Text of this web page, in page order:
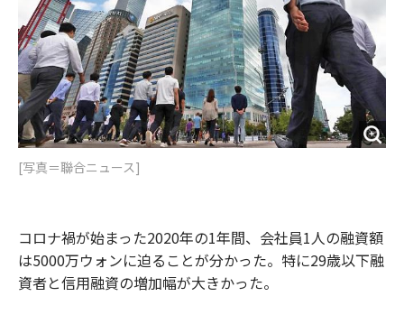
[写真＝聯合ニュース]
コロナ禍が始まった2020年の1年間、会社員1人の融資額
は5000万ウォンに迫ることが分かった。特に29歳以下融
資者と信用融資の増加幅が大きかった。